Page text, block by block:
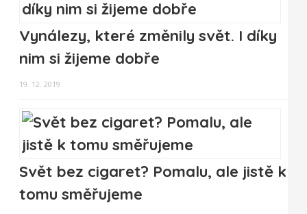
Vynálezy, které změnily svět. I díky
nim si žijeme dobře
19. 12. 2019
Svět bez cigaret? Pomalu, ale jistě k
tomu směřujeme